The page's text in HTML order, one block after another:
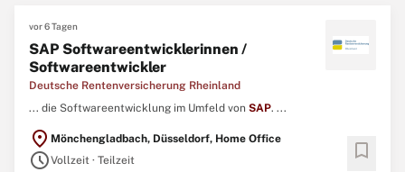
vor 6 Tagen
SAP Softwareentwicklerinnen /
Softwareentwickler
Deutsche Rentenversicherung Rheinland
... die Softwareentwicklung im Umfeld von SAP. ...
location_on Mönchengladbach, Düsseldorf, Home Office
scheduleVollzeit · Teilzeit bookmark